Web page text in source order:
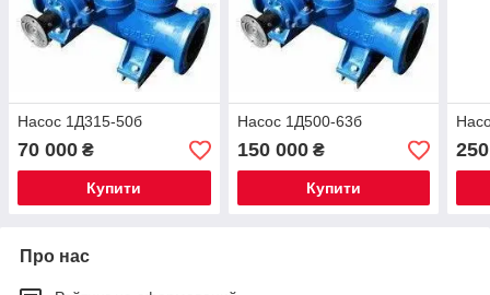
Насос 1Д315-50б
70 000 ₴
Купити
Насос 1Д500-63б
150 000₴
Купити
Про нас